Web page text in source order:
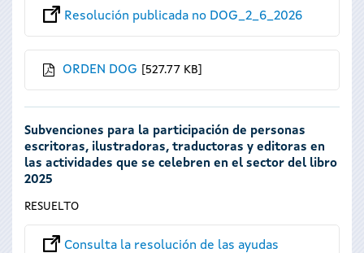
Resolución publicada no DOG_2_6_2026
ORDEN DOG 527.77 KB
Subvenciones para la participación de personas
escritoras, ilustradoras, traductoras y editoras en
las actividades que se celebren en el sector del libro
2025
RESUELTO
Consulta la resolución de las ayudas